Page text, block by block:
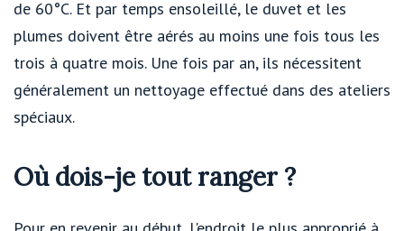
de 60°C. Et par temps ensoleillé, le duvet et les
plumes doivent être aérés au moins une fois tous les
trois à quatre mois. Une fois par an, ils nécessitent
généralement un nettoyage effectué dans des ateliers
spéciaux.
Où dois-je tout ranger ?